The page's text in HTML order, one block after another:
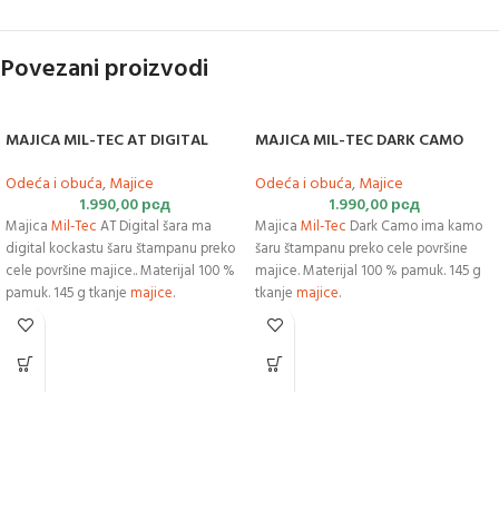
Povezani proizvodi
MAJICA MIL-TEC AT DIGITAL
Odeća i obuća,Majice
1.990,00рсд
Majica Mil-Tec AT Digital šara ma
digital kockastu šaru štampanu preko
cele površine majice.. Materijal 100 %
pamuk. 145 g tkanje majice.
MAJICA MIL-TEC DARK CAMO
Odeća i obuća,Majice
1.990,00рсд
Majica Mil-Tec Dark Camo ima kamo
šaru štampanu preko cele površine
majice. Materijal 100 % pamuk. 145 g
tkanje majice.